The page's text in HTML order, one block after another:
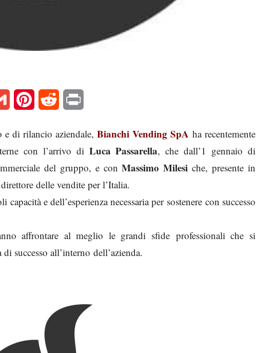
Gmail Pinterest Reddit
di rilancio aziendale,Bianchi Vending SpA ha recentemente
con l’arrivo di Luca Passarella, che dall’1 gennaio di
del gruppo, e conMassimo Milesi che, presente in
delle vendite per l’Italia.
e dell’esperienza necessaria per sostenere con successo
affrontare al meglio le grandi sfide professionali che si
successo all’interno dell’azienda.